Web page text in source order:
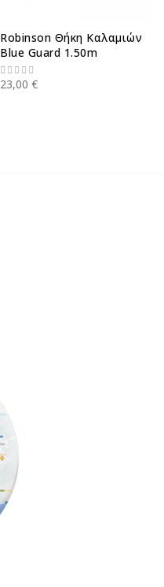
Robinson Θήκη Καλαμιών
Blue Guard 1.50m
23,00 €